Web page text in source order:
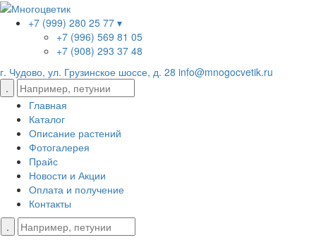
+7 (999) 280 25 77 ▾
+7 (996) 569 81 05
+7 (908) 293 37 48
г. Чудово, ул. Грузинское шоссе, д. 28 info@mnogocvetik.ru
Главная
Каталог
Описание растений
Фотогалерея
Прайс
Новости и Акции
Оплата и получение
Контакты